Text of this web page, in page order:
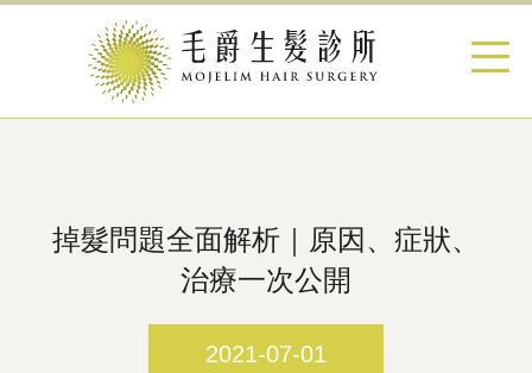
掉髮問題全面解析｜原因、症狀、
治療一次公開
2021-07-01